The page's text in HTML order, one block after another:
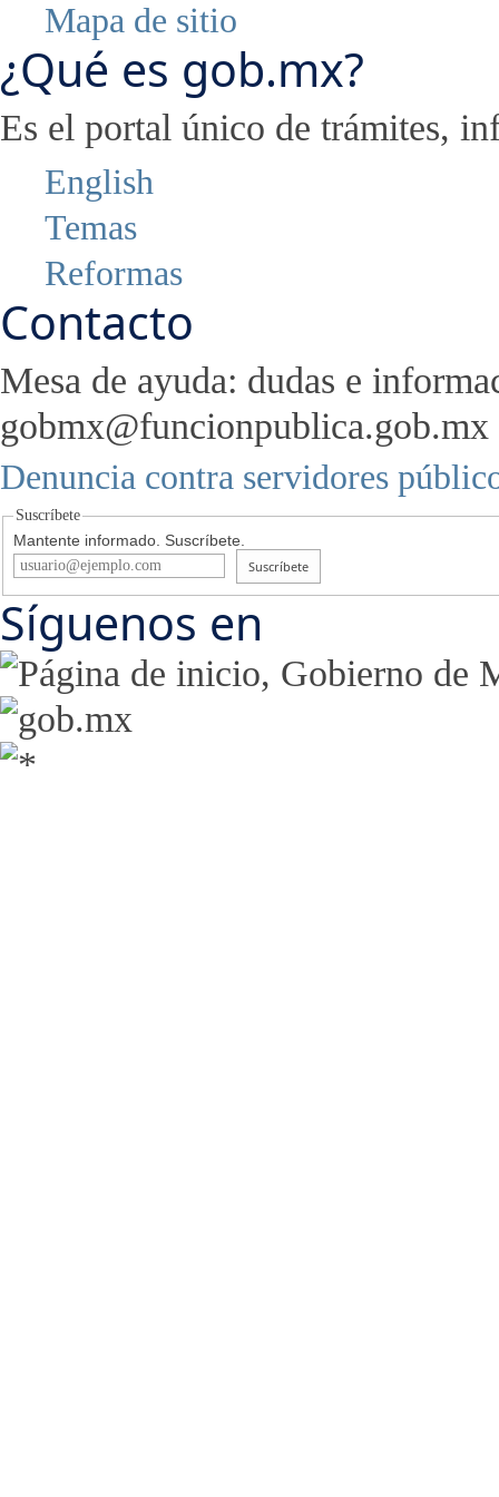
Mapa de sitio
¿Qué es gob.mx?
Es el portal único de trámites,
English
Temas
Reformas
Contacto
Mesa de ayuda: dudas e
gobmx@funcionpublica.gob.mx
Denuncia contra servidores
Suscríbete
Mantente informado. Suscríbete.
Suscríbete
Síguenos en